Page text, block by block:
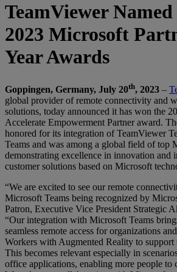
TeamViewer
2023 Microsoft
Year Awards
Goppingen, Germany, July 20th, 2023 –
global provider of remote connectivity and
solutions, today announced it has won the
Accelerate Empowerment Partner award.
honored for its integration of TeamViewer
Teams and was among a global field of top
demonstrating excellence in innovation and
customer solutions based on Microsoft
“We are excited to see our remote
Microsoft Teams being recognized by
Patron, Executive Vice President Strategic
“Our integration with Microsoft Teams
seamless remote access for organizations
Workers with Augmented Reality to support
This becomes relevant especially in
office applications, enabling more people to